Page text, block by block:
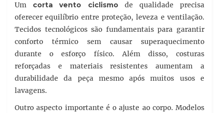
Um corta vento ciclismode qualidade precisa
oferecer equilíbrio entre proteção, leveza e ventilação.
Tecidos tecnológicos são fundamentais para garantir
conforto térmico sem causar superaquecimento
durante o esforço físico. Além disso, costuras
reforçadas e materiais resistentes aumentam a
durabilidade da peça mesmo após muitos usos e
lavagens.
Outro aspecto importante é o ajuste ao corpo. Modelos